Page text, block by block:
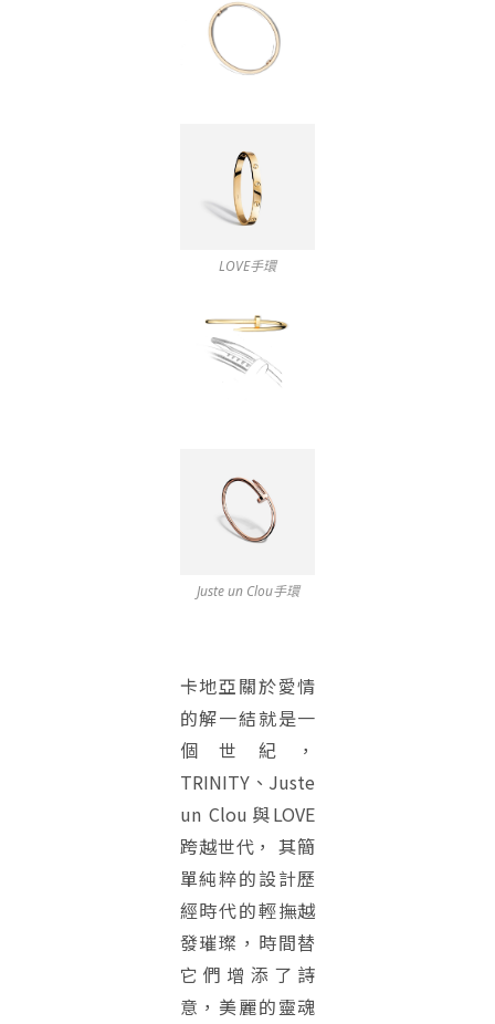
LOVE手環
Juste un Clou手環
卡地亞關於愛情
的解一結就是一
個世紀，
TRINITY、Juste
un Clou與LOVE
跨越世代， 其簡
單純粹的設計歷
經時代的輕撫越
發璀璨，時間替
它們增添了詩
意，美麗的靈魂